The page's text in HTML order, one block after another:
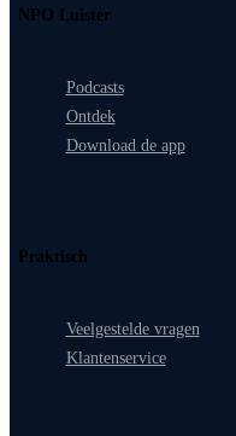
NPO Luister
Podcasts
Ontdek
Download de app
Praktisch
Veelgestelde vragen
Klantenservice